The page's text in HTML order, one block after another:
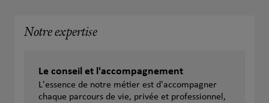
Notre expertise
Le conseil et l'accompagnement
L'essence de notre métier est d'accompagner
chaque parcours de vie, privée et professionnel,